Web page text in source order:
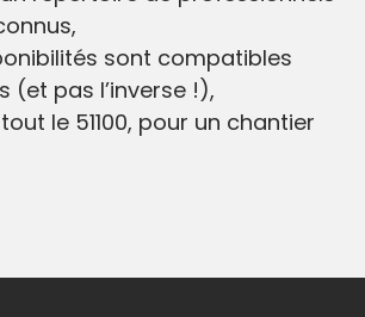
sont compatibles
(et pas l’inverse !),
le 51100, pour un chantier